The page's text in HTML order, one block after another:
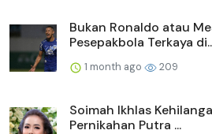
Bukan Ronaldo atau
Pesepakbola Terkaya
1 month ago 209
Soimah Ikhlas
Pernikahan Putra ...